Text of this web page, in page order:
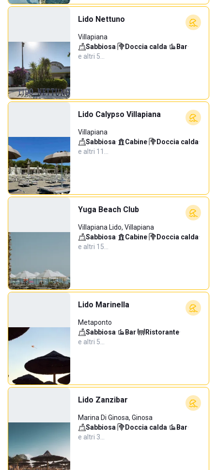
Lido Nettuno
Villapiana
Sabbiosa· Doccia calda· Bar·
e altri 5…
Lido Calypso Villapiana
Villapiana
Sabbiosa· Cabine· Doccia calda·
e altri 11…
Yuga Beach Club
Villapiana Lido, Villapiana
Sabbiosa· Cabine· Doccia calda·
e altri 15…
Lido Marinella
Metaponto
Sabbiosa· Bar· Ristorante·
e altri 5…
Lido Zanzibar
Marina Di Ginosa, Ginosa
Sabbiosa· Doccia calda· Bar·
e altri 3…